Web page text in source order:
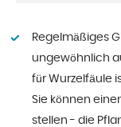
Regelmäßiges
ungewöhnlich
für Wurzelfäule
Sie können
stellen - die